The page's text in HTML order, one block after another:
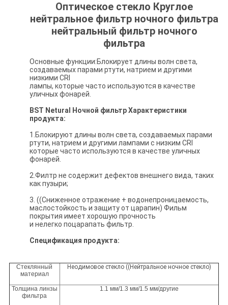
Оптическое стекло Круглое
нейтральное фильтр ночного фильтра
нейтральный фильтр ночного
фильтра
Основные функции:Блокирует длины волн света,
создаваемых парами ртути, натрием и другими
низкими CRI
лампы, которые часто используются в качестве
уличных фонарей.
BST Netural Ночной фильтр Характеристики
продукта:
1.Блокируют длины волн света, создаваемых парами
ртути, натрием и другими лампами с низким CRI
которые часто используются в качестве уличных
фонарей.
2.Филтр не содержит дефектов внешнего вида, таких
как пузыри;
3. ((Сниженное отражение + водонепроницаемость,
маслостойкость и защиту от царапин) Фильм
покрытия имеет хорошую прочность
и нелегко поцарапать фильтр.
Спецификация продукта:
Стеклянный
материал
Неодимовое стекло ((Нейтральное ночное стекло)
Толщина линзы
фильтра
1.1 мм/1.3 мм/1.5 мм/другие